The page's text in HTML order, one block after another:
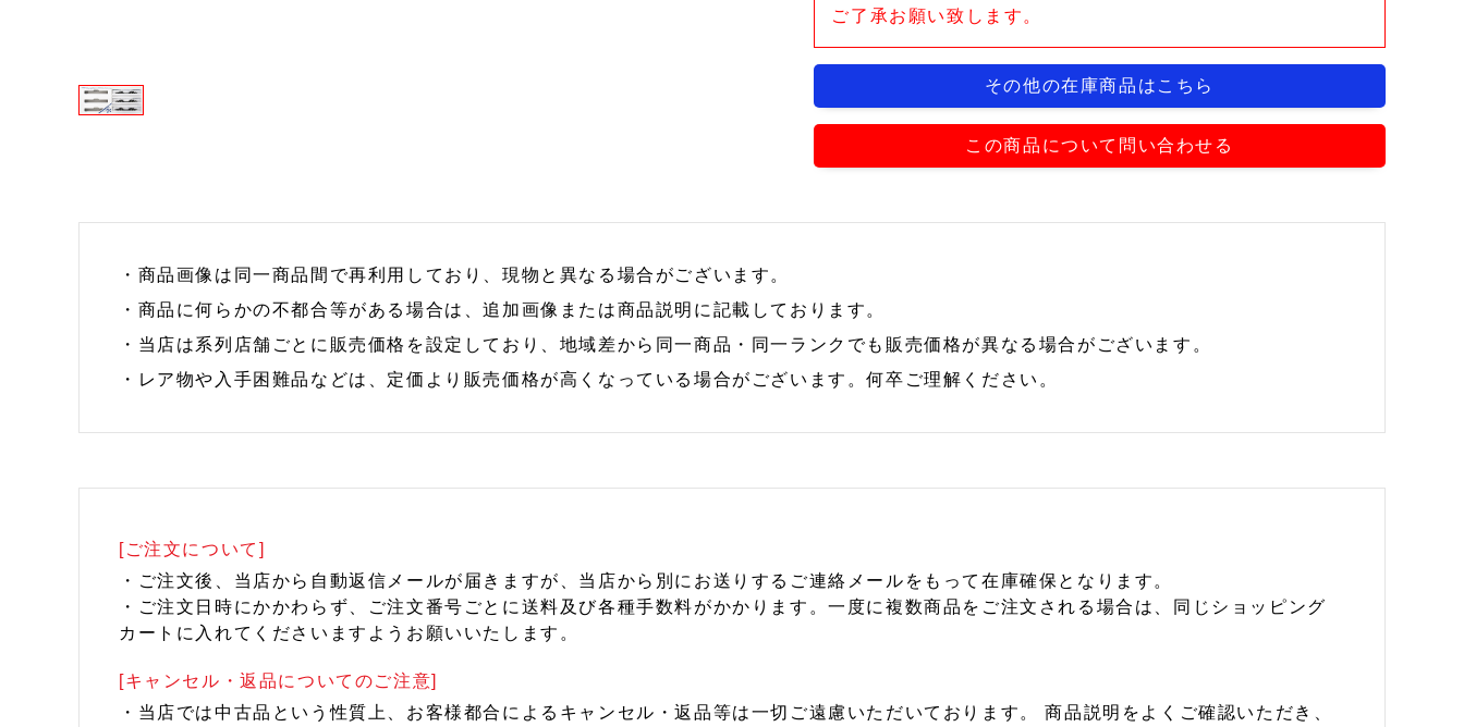
ご了承お願い致します。
その他の在庫商品はこちら
この商品について問い合わせる
・商品画像は同一商品間で再利用しており、現物と異なる場合がございます。
・商品に何らかの不都合等がある場合は、追加画像または商品説明に記載しております。
・当店は系列店舗ごとに販売価格を設定しており、地域差から同一商品・同一ランクでも販売価格が異なる場合がございます。
・レア物や入手困難品などは、定価より販売価格が高くなっている場合がございます。何卒ご理解ください。
[ご注文について]
・ご注文後、当店から自動返信メールが届きますが、当店から別にお送りするご連絡メールをもって在庫確保となります。
・ご注文日時にかかわらず、ご注文番号ごとに送料及び各種手数料がかかります。一度に複数商品をご注文される場合は、同じショッピング
カートに入れてくださいますようお願いいたします。
[キャンセル・返品についてのご注意]
・当店では中古品という性質上、お客様都合によるキャンセル・返品等は一切ご遠慮いただいております。 商品説明をよくご確認いただき、